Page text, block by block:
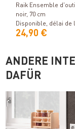
Raik Ensemble
noir, 70 cm
Disponible, délai de
24,90 €
ANDERE
DAFÜR